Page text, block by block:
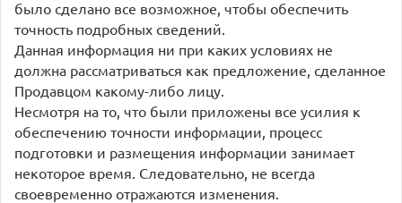
было сделано все возможное, чтобы обеспечить
точность подробных сведений.
Данная информация ни при каких условиях не
должна рассматриваться как предложение, сделанное
Продавцом какому-либо лицу.
Несмотря на то, что были приложены все усилия к
обеспечению точности информации, процесс
подготовки и размещения информации занимает
некоторое время. Следовательно, не всегда
своевременно отражаются изменения.